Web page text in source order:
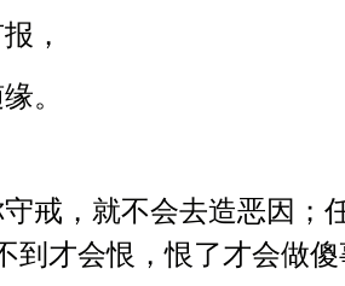
，
。
戒，就不会去造恶因；
才会恨，恨了才会做